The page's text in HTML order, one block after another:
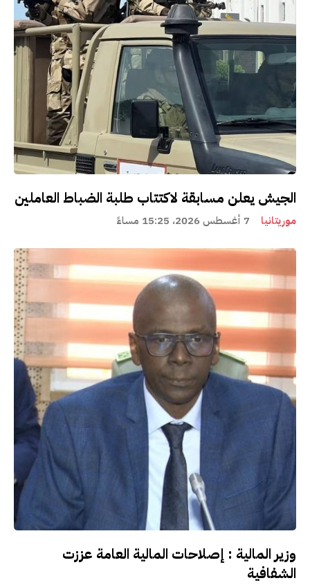
الجيش يعلن مسابقة لاكتتاب طلبة الضباط العاملين
موريتانيا 7 أغسطس 2026، 15:25 مساءً
وزير المالية : إصلاحات المالية العامة عززت
الشفافية